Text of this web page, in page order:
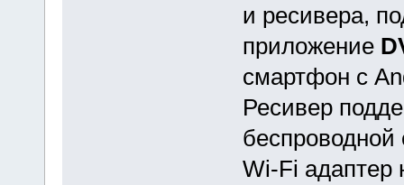
и ресивера,
приложение
смартфон с
Ресивер
беспроводной
Wi-Fi адаптер